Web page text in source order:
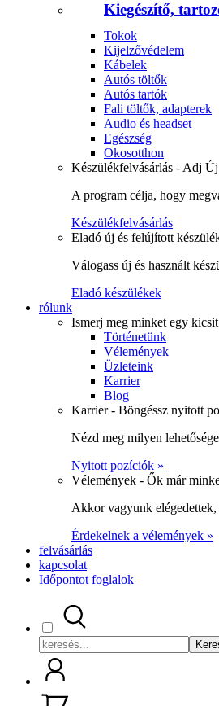
Kiegészítő,
Tokok
Kijelzővédelem
Kábelek
Autós töltők
Autós tartók
Fali töltők, adapterek
Audio és headset
Egészség
Okosotthon
Készülékfelvásárlás - Adj
A program célja, hogy
Készülékfelvásárlás
Eladó új és felújított
Válogass új és használt
Eladó készülékek
rólunk
Ismerj meg minket egy
Történetünk
Vélemények
Üzleteink
Karrier
Blog
Karrier - Böngéssz nyitott
Nézd meg milyen
Nyitott pozíciók »
Vélemények - Ők már
Akkor vagyunk
Érdekelnek a vélemények »
felvásárlás
kapcsolat
Időpontot foglalok